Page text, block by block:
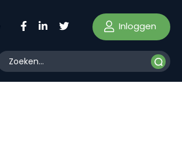
Inloggen